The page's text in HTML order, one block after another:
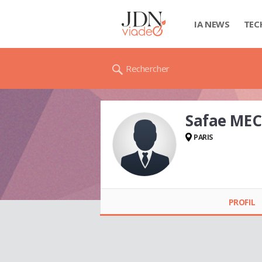
IA NEWS
Rechercher
Safae
PARIS
PROFIL